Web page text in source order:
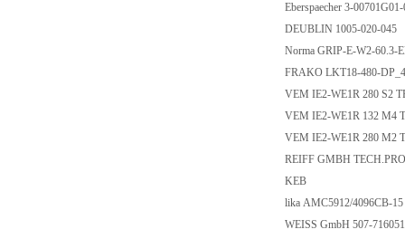
Eberspaecher 3-
DEUBLIN 1005-020-045
Norma GRIP-E-W2-
FRAKO LKT18-480-
VEM IE2-WE1R 280 S2
VEM IE2-WE1R 132 M4
VEM IE2-WE1R 280 M2
REIFF GMBH
KEB
lika AMC5912/4096CB-
WEISS GmbH 507-